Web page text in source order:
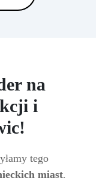
na
i
tego
miast.